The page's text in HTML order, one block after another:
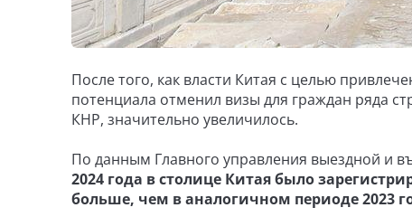
После того, как власти Китая с целью
потенциала отменил визы для граждан ряда
КНР, значительно увеличилось.
По данным Главного управления выездной и
2024 года в столице Китая было
больше, чем в аналогичном периоде 2023